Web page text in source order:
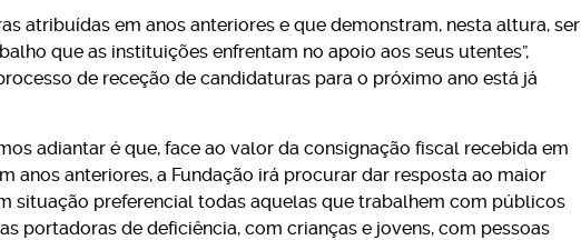
atribuídas em anos anteriores e que demonstram, nesta altura, ser
que as instituições enfrentam no apoio aos seus utentes”,
de receção de candidaturas para o próximo ano está já
adiantar é que, face ao valor da consignação fiscal recebida em
anos anteriores, a Fundação irá procurar dar resposta ao maior
situação preferencial todas aquelas que trabalhem com públicos
portadoras de deficiência, com crianças e jovens, com pessoas